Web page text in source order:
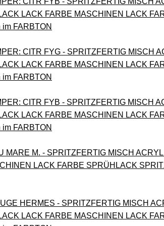
LACK FARBE MASCHINEN LACK
FARBTON
CITR FYG - SPRITZFERTIG MISCH
LACK FARBE MASCHINEN LACK
FARBTON
CITR FYB - SPRITZFERTIG MISCH
LACK FARBE MASCHINEN LACK
FARBTON
MARE M. - SPRITZFERTIG MISCH
LACK FARBE SPRÜHLACK
HERMES - SPRITZFERTIG MISCH
LACK FARBE MASCHINEN LACK